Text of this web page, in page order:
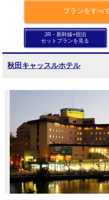
プランをすべ
JR・新幹線+宿泊
セットプランを見る
秋田キャッスルホテル